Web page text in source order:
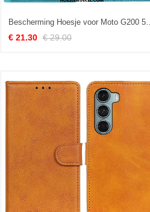
Bescherming Hoesje voor
€ 21.30 € 29.00